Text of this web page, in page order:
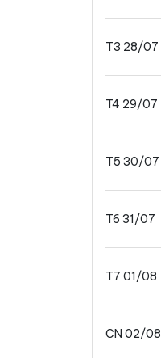
T3 28/07
T4 29/07
T5 30/07
T6 31/07
T7 01/08
CN 02/08